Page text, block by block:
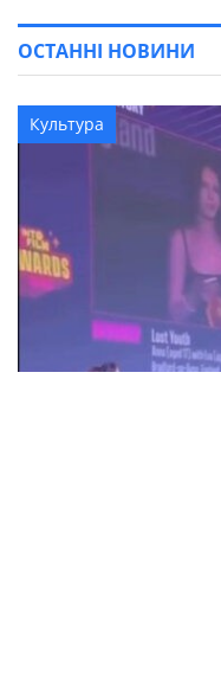
ОСТАННІ НОВИНИ
Культура